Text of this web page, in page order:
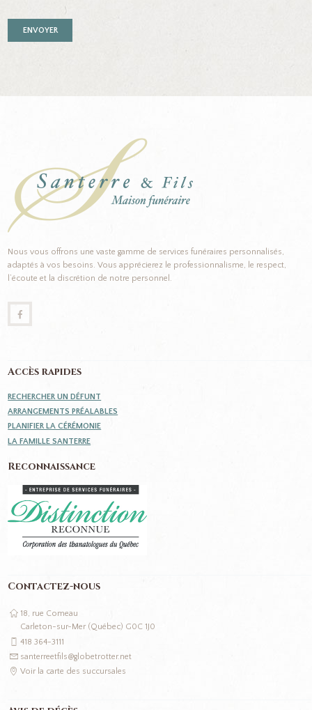
Nous vous offrons une vaste gamme de services funéraires personnalisés,
adaptés à vos besoins. Vous apprécierez le professionnalisme, le respect,
l’écoute et la discrétion de notre personnel.
Accès rapides
RECHERCHER UN DÉFUNT
ARRANGEMENTS PRÉALABLES
PLANIFIER LA CÉRÉMONIE
LA FAMILLE SANTERRE
Reconnaissance
Contactez-nous
18, rue Comeau
Carleton-sur-Mer (Québec) G0C 1J0
418 364-3111
santerreetfils@globetrotter.net
Voir la carte des succursales